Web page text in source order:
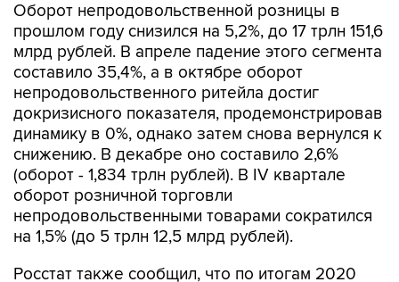
Оборот непродовольственной розницы в
прошлом году снизился на 5,2%, до 17 трлн 151,6
млрд рублей. В апреле падение этого сегмента
составило 35,4%, а в октябре оборот
непродовольственного ритейла достиг
докризисного показателя, продемонстрировав
динамику в 0%, однако затем снова вернулся к
снижению. В декабре оно составило 2,6%
(оборот - 1,834 трлн рублей). В IV квартале
оборот розничной торговли
непродовольственными товарами сократился
на 1,5% (до 5 трлн 12,5 млрд рублей).
Росстат также сообщил, что по итогам 2020